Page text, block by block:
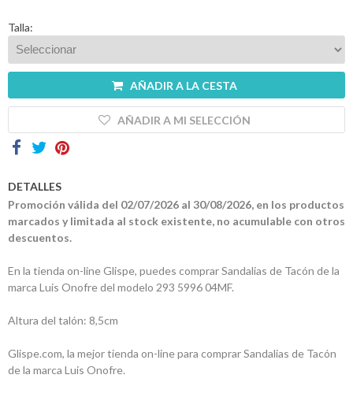
Talla:
AÑADIR A LA CESTA
AÑADIR A MI SELECCIÓN
DETALLES
Promoción válida del 02/07/2026 al 30/08/2026, en los productos
marcados y limitada al stock existente, no acumulable con otros
descuentos.
En la tienda on-line Glispe, puedes comprar Sandalias de Tacón de la
marca Luis Onofre del modelo 293 5996 04MF.
Altura del talón: 8,5cm
Glispe.com, la mejor tienda on-line para comprar Sandalias de Tacón
de la marca Luis Onofre.